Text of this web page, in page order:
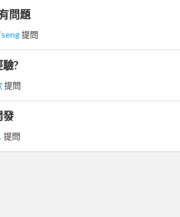
問題
提問
?
提問
發
提問